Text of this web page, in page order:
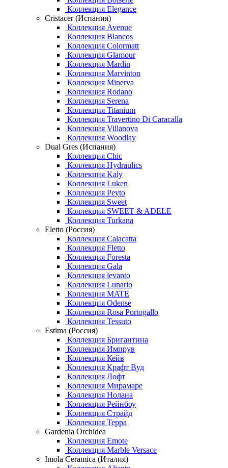
Коллекция Elegance
Cristacer (Испания)
Коллекция Avenue
Коллекция Blancos
Коллекция Colormatt
Коллекция Glamour
Коллекция Mardin
Коллекция Marvinton
Коллекция Minerva
Коллекция Rodano
Коллекция Serena
Коллекция Titanium
Коллекция Travertino Di Caracalla
Коллекция Villanova
Коллекция Woodlay
Dual Gres (Испания)
Коллекция Chic
Коллекция Hydraulics
Коллекция Kaly
Коллекция Luken
Коллекция Peyto
Коллекция Sweet
Коллекция SWEET & ADELE
Коллекция Turkana
Eletto (Россия)
Коллекция Calacatta
Коллекция Fletto
Коллекция Foresta
Коллекция Gala
Коллекция levanto
Коллекция Lunario
Коллекция MATE
Коллекция Odense
Коллекция Rosa Portogallo
Коллекция Tessuto
Estima (Россия)
Коллекция Бригантина
Коллекция Импрув
Коллекция Кейв
Коллекция Крафт Вуд
Коллекция Лофт
Коллекция Мирамаре
Коллекция Нолана
Коллекция Рейнбоу
Коллекция Страйд
Коллекция Терра
Gardenia Orchidea
Коллекция Emote
Коллекция Marble Versace
Imola Ceramica (Италия)